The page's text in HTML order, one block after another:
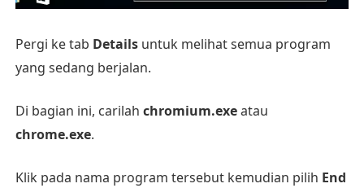
Pergi ke tab Detailsuntuk melihat semua program
yang sedang berjalan.
Di bagian ini, carilah chromium.exeatau
chrome.exe.
Klik pada nama program tersebut kemudian pilih End